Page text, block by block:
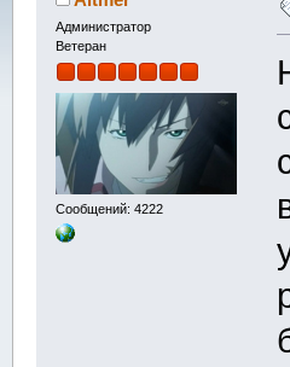
Администратор
Ветеран
Сообщений: 4222